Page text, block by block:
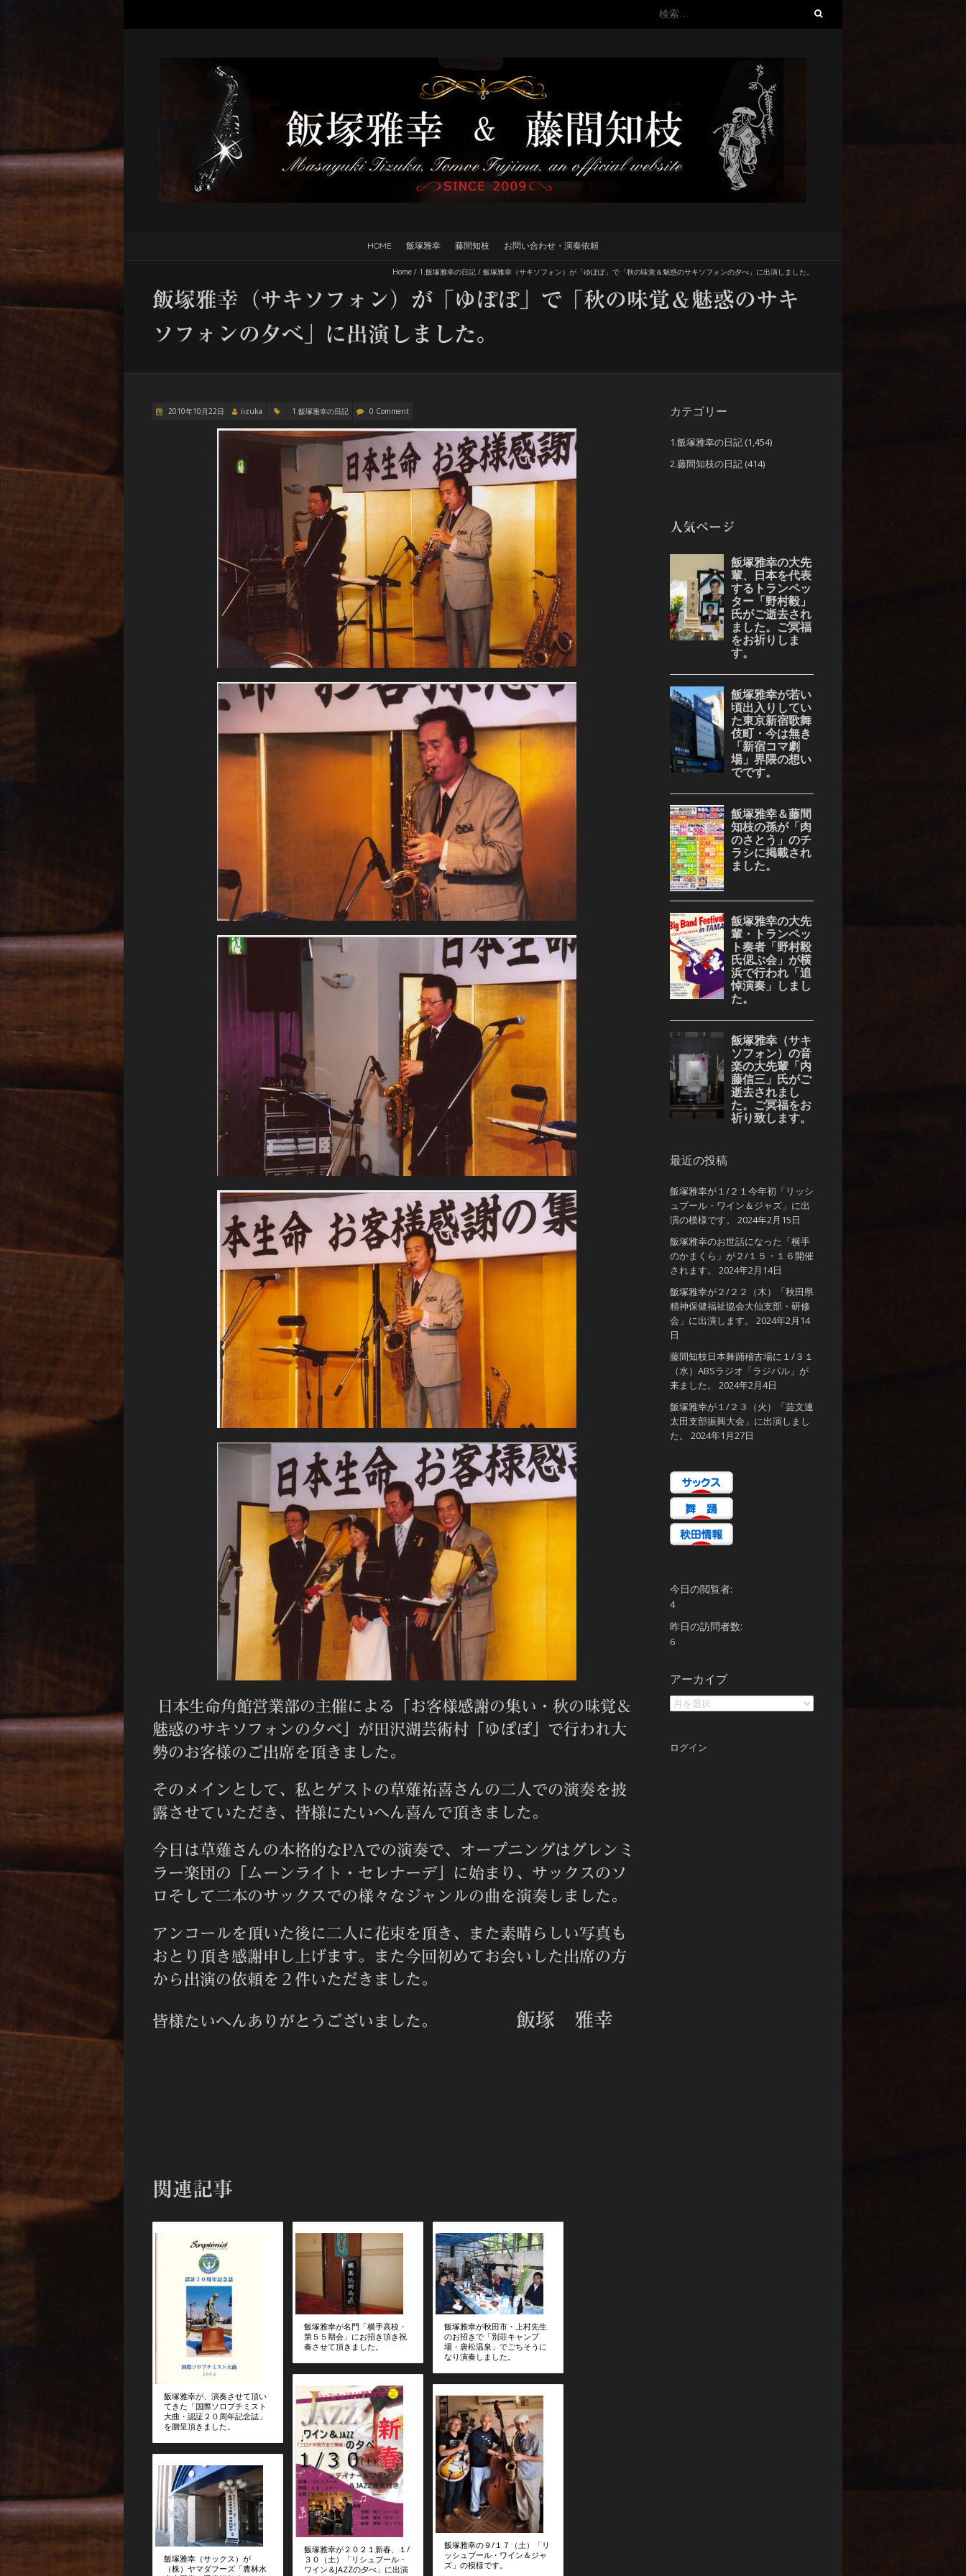
検
HOME 飯塚雅幸 藤間知枝 お問い合わせ・演奏依頼
Home / 1.飯塚雅幸の日記 / 飯塚雅幸（サキソフォン）が「ゆぽぽ」で「秋の味覚＆魅惑のサキソフォンの夕べ」に出演しました。
飯塚雅幸（サキソフォン）が「ゆぽぽ」で「秋の味覚＆魅惑のサキ
ソフォンの夕べ」に出演しました。
2010年10月22日 iizuka 1.飯塚雅幸の日記 0 Comment
日本生命角館営業部の主催による「お客様感謝の集い・秋の味覚＆
魅惑のサキソフォンの夕べ」が田沢湖芸術村「ゆぽぽ」で行われ大
勢のお客様のご出席を頂きました。
そのメインとして、私とゲストの草薙祐喜さんの二人での演奏を披
露させていただき、皆様にたいへん喜んで頂きました。
今日は草薙さんの本格的なPAでの演奏で、オープニングはグレンミ
ラー楽団の「ムーンライト・セレナーデ」に始まり、サックスのソ
ロそして二本のサックスでの様々なジャンルの曲を演奏しました。
アンコールを頂いた後に二人に花束を頂き、また素晴らしい写真も
おとり頂き感謝申し上げます。また今回初めてお会いした出席の方
から出演の依頼を２件いただきました。
皆様たいへんありがとうございました。 飯塚 雅幸
関連記事
飯塚雅幸が、演奏させて頂い
てきた「国際ソロプチミスト
大曲・認証２０周年記念誌」
を贈呈頂きました。
飯塚雅幸（サックス）が
（株）ヤマダフーズ「農林水
飯塚雅幸が名門「横手高校・
第５５期会」にお招き頂き祝
奏させて頂きました。
飯塚雅幸が２０２１新春、１/
３０（土）「リシュブール・
ワイン＆JAZZの夕べ」に出演
飯塚雅幸が秋田市・上村先生
のお招きで「別荘キャンプ
場・唐松温泉」でごちそうに
なり演奏しました。
飯塚雅幸の９/１７（土）「リ
ッシュブール・ワイン＆ジャ
ズ」の模様です。
カテゴリー
1.飯塚雅幸の日記 (1,454)
2.藤間知枝の日記 (414)
人気ページ
最近の投稿
飯塚雅幸が１/２１今年初「リッシ
ュブール・ワイン＆ジャズ」に出
演の模様です。
2024年2月15日
飯塚雅幸のお世話になった「横手
のかまくら」が２/１５・１６開催
されます。
2024年2月14日
飯塚雅幸が２/２２（木）「秋田県
精神保健福祉協会大仙支部・研修
会」に出演します。
2024年2月14
日
藤間知枝日本舞踊稽古場に１/３１
（水）ABSラジオ「ラジパル」が
来ました。
2024年2月4日
飯塚雅幸が１/２３（火）「芸文連
太田支部振興大会」に出演しまし
た。
2024年1月27日
今日の閲覧者:
4
昨日の訪問者数:
6
アーカイブ
ア
ー
カ
ログイン